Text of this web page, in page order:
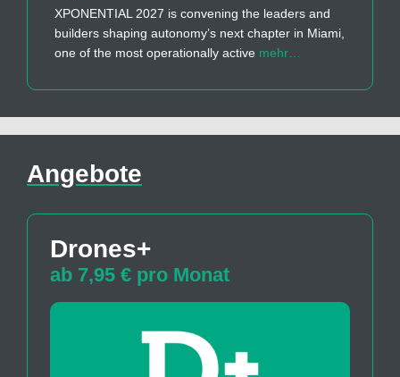
XPONENTIAL 2027 is convening the leaders and
builders shaping autonomy’s next chapter in Miami,
one of the most operationally active mehr…
Angebote
Drones+
ab 7,95 € pro Monat